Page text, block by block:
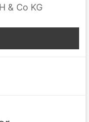
& Co KG